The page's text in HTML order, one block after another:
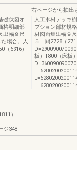
礎伏図オ
格明細部
出幅８尺
場合。人
6316）
）
ジ348
右ページから抽出
人工木材デッキ
プション部材規
材図面集出幅９
５ 間2728（
板）1800（床板